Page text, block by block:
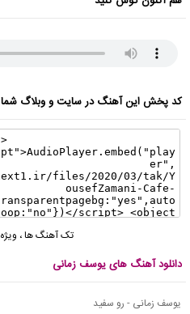
کد پخش این آهنگ در سایت و وبلاگ شما
تک آهنگ ها، ویژه
دانلود آهنگ های یوسف زمانی
یوسف زمانی - رو سفید